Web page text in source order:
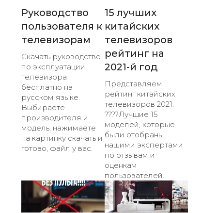
Руководство
пользователя к
телевизорам
Скачать руководство
по эксплуатации
телевизора
бесплатно на
русском языке.
Выбираете
производителя и
модель, нажимаете
на картинку скачать и
готово, файл у вас.
15 лучших
китайских
телевизоров
рейтинг на
2021-й год
Представляем
рейтинг китайских
телевизоров 2021.
????Лучшие 15
моделей, которые
были отобраны
нашими экспертами
по отзывам и
оценкам
пользователей.